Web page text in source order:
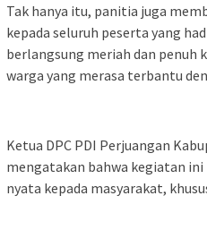
Tak hanya itu, panitia juga
kepada seluruh peserta yang
berlangsung meriah dan penuh
warga yang merasa terbantu
Ketua DPC PDI Perjuangan
mengatakan bahwa kegiatan
nyata kepada masyarakat,